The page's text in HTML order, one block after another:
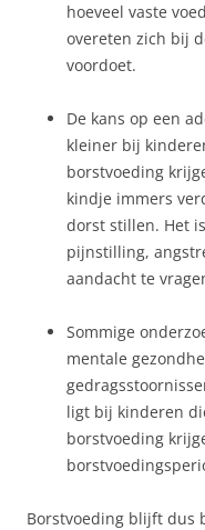
hoeveel vaste
overeten zich bij
voordoet.
De kans op een
kleiner bij
borstvoeding
kindje immers
dorst stillen. Het
pijnstilling,
aandacht te
Sommige
mentale
ligt bij kinderen
borstvoeding
Borstvoeding blijft dus